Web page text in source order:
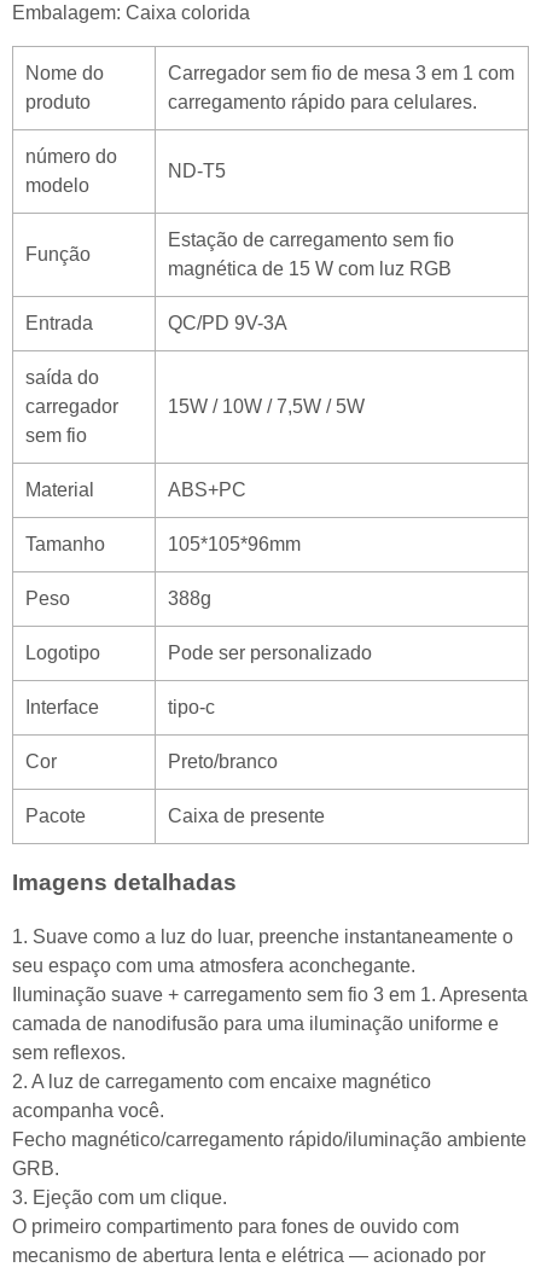
Embalagem: Caixa colorida
Nome do
produto
Carregador sem fio de mesa 3 em 1 com
carregamento rápido para celulares.
número do
modelo
ND-T5
Função
Estação de carregamento sem fio
magnética de 15 W com luz RGB
Entrada QC/PD 9V-3A
saída do
carregador
sem fio
15W / 10W / 7,5W / 5W
Material ABS+PC
Tamanho 105*105*96mm
Peso 388g
Logotipo Pode ser personalizado
Interface tipo-c
Cor Preto/branco
Pacote Caixa de presente
Imagens detalhadas
1. Suave como a luz do luar, preenche instantaneamente o
seu espaço com uma atmosfera aconchegante.
Iluminação suave + carregamento sem fio 3 em 1. Apresenta
camada de nanodifusão para uma iluminação uniforme e
sem reflexos.
2. A luz de carregamento com encaixe magnético
acompanha você.
Fecho magnético/carregamento rápido/iluminação ambiente
GRB.
3. Ejeção com um clique.
O primeiro compartimento para fones de ouvido com
mecanismo de abertura lenta e elétrica — acionado por